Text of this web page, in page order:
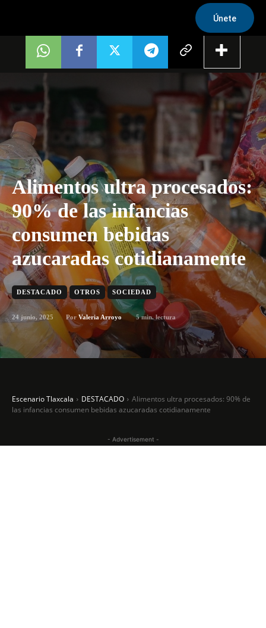
Únete
Alimentos ultra procesados:
90% de las infancias
consumen bebidas
azucaradas cotidianamente
DESTACADO OTROS SOCIEDAD
24 junio, 2025 Por Valeria Arroyo 5min. lectura
Escenario Tlaxcala DESTACADO
Alimentos ultra procesados: 90% de
las infancias consumen bebidas azucaradas cotidianamente
- Advertisement -